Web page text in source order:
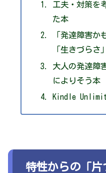
工夫・対策を
た本
「発達障害か
「生きづらさ
大人の発達障
によりそう本
Kindle
特性からの「